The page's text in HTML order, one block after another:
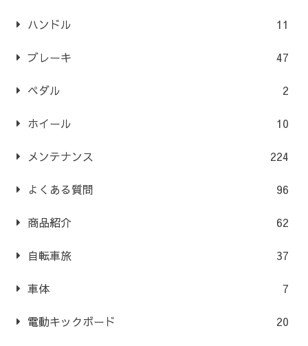
ハンドル 11
ブレーキ 47
ペダル 2
ホイール 10
メンテナンス 224
よくある質問 96
商品紹介 62
自転車旅 37
車体 7
電動キックボード 20